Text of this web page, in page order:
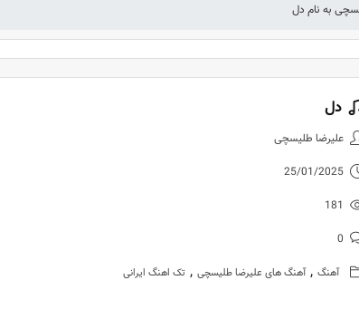
به نام دل
آهنگ جدید علیرضا
دل
علیرضا طلیسچی
25/01/2025
181
0
آهنگ , آهنگ های علیرضا طلیسچی , تک اهنگ ایرانی